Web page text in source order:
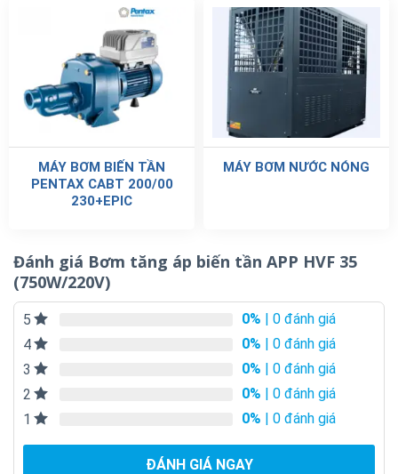
MÁY BƠM BIẾN TẦN
PENTAX CABT 200/00
230+EPIC
MÁY BƠM NƯỚC NÓNG
Đánh giá Bơm tăng áp biến tần APP HVF 35
(750W/220V)
5 0% | 0 đánh giá
4
0% | 0 đánh giá
3
0% | 0 đánh giá
2
0% | 0 đánh giá
1
0% | 0 đánh giá
ĐÁNH GIÁ NGAY